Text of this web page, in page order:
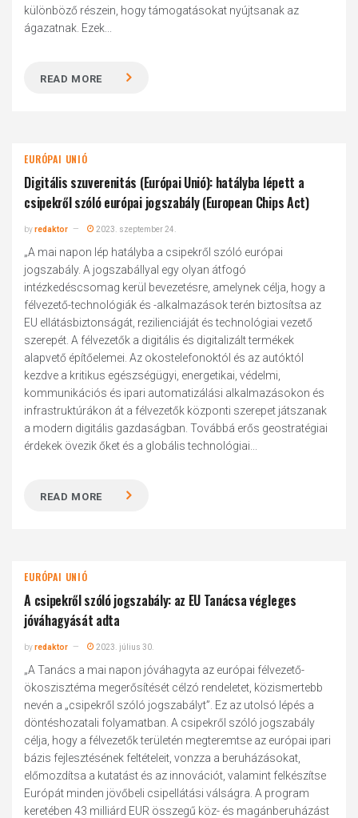
különböző részein, hogy támogatásokat nyújtsanak az
ágazatnak. Ezek...
READ MORE
EURÓPAI UNIÓ
Digitális szuverenitás (Európai Unió): hatályba lépett a
csipekről szóló európai jogszabály (European Chips Act)
byredaktor 2023. szeptember 24.
„A mai napon lép hatályba a csipekről szóló európai
jogszabály. A jogszabállyal egy olyan átfogó
intézkedéscsomag kerül bevezetésre, amelynek célja, hogy a
félvezető-technológiák és -alkalmazások terén biztosítsa az
EU ellátásbiztonságát, rezilienciáját és technológiai vezető
szerepét. A félvezetők a digitális és digitalizált termékek
alapvető építőelemei. Az okostelefonoktól és az autóktól
kezdve a kritikus egészségügyi, energetikai, védelmi,
kommunikációs és ipari automatizálási alkalmazásokon és
infrastruktúrákon át a félvezetők központi szerepet játszanak
a modern digitális gazdaságban. Továbbá erős geostratégiai
érdekek övezik őket és a globális technológiai...
READ MORE
EURÓPAI UNIÓ
A csipekről szóló jogszabály: az EU Tanácsa végleges
jóváhagyását adta
byredaktor 2023. július 30.
„A Tanács a mai napon jóváhagyta az európai félvezető-
ökoszisztéma megerősítését célzó rendeletet, közismertebb
nevén a „csipekről szóló jogszabályt”. Ez az utolsó lépés a
döntéshozatali folyamatban. A csipekről szóló jogszabály
célja, hogy a félvezetők területén megteremtse az európai ipari
bázis fejlesztésének feltételeit, vonzza a beruházásokat,
előmozdítsa a kutatást és az innovációt, valamint felkészítse
Európát minden jövőbeli csipellátási válságra. A program
keretében 43 milliárd EUR összegű köz- és magánberuházást